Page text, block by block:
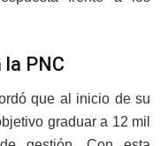
PNC
que al inicio de su
graduar a 12 mil